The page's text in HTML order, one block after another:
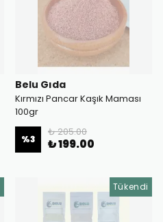
Belu Gıda
Kırmızı Pancar Kaşık Maması
100gr
%3
₺ 205.00
₺ 199.00
Tükendi